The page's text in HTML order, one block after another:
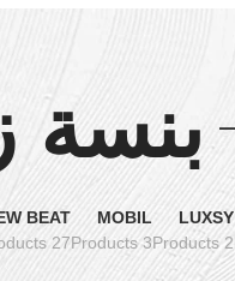
بنسة
LUXSY
2 Products
MOBIL
3 Products
BEAT
27 Products